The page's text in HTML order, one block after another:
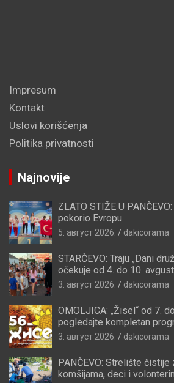
Impresum
Kontakt
Uslovi korišćenja
Politika privatnosti
Najnovije
ZLATO STIŽE U
pokorio Evropu
5. август 2026. dakicorama
STARČEVO: Traju „Dani
očekuje od 4. do 10.
3. август 2026. dakicorama
OMOLJICA: „Žisel“ od 7.
pogledajte kompletan
3. август 2026. dakicorama
PANČEVO: Strelište čistije
komšijama, deci i